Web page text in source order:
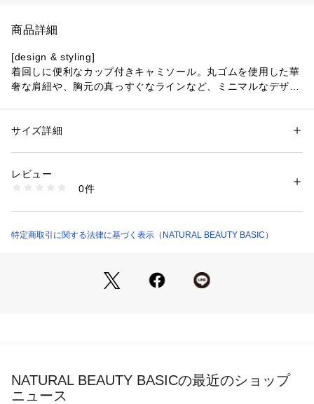
商品詳細
[design & styling]
着回しに便利なカップ付きキャミソール。丸ゴムを使用した華
奢な肩紐や、胸元の真っすぐなラインなど、ミニマルなデザイ
ム。しっかりした素材なので見せインナーとして、ジャケット
[fabric]
しっかりと肉感があるテレコを使用、1枚着としても使用しや
※モデルの着用画像の場合、光の当たり具合により、実際の色
性別：レディース
素材：（表生地）ポリエステル 68% コットン 29% ポリウレタン 3%（裏
生産国：中国製
洗濯：40℃非常に弱い 漂白× アイロン110℃ ドライ× タンブル乾燥× 吊り
※詳しい洗濯方法については、商品の品質表示タグをご覧ください
0174160503 （ショップ）
サイズ詳細
レビュー
0件
特定商取引に関する法律に基づく表示（NATURAL BEAUTY BASIC）
NATURAL BEAUTY BASICの最近のショップ
ニュース